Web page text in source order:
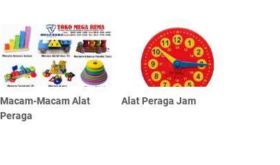
Macam-Macam Alat
Peraga
Alat Peraga Jam